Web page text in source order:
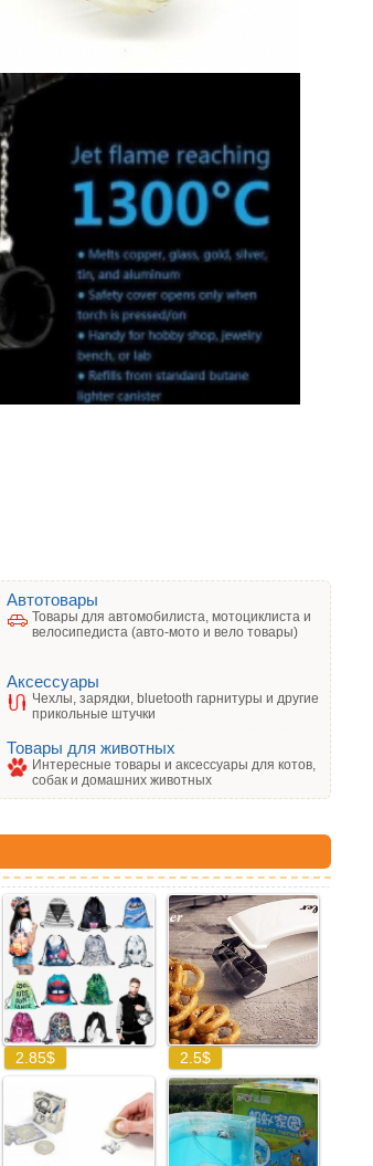
Автотовары
Товары для автомобилиста, мотоциклиста и
велосипедиста (авто-мото и вело товары)
Аксессуары
Чехлы, зарядки, bluetooth гарнитуры и другие
прикольные штучки
Товары для животных
Интересные товары и аксессуары для котов,
собак и домашних животных